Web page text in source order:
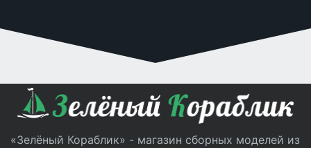
«Зелёный Кораблик» - магазин сборных моделей из